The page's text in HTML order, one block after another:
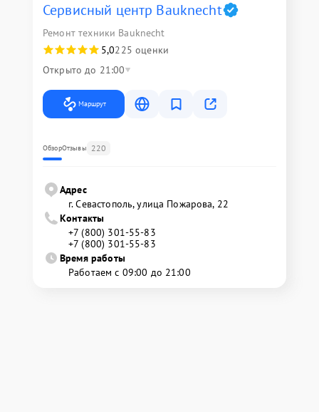
Сервисный центр Bauknecht
Ремонт техники Bauknecht
5,0225 оценки
Открыто до 21:00
Маршрут
ОбзорОтзывы 220
Адрес
г. Севастополь, улица Пожарова, 22
Контакты
+7 (800) 301-55-83
+7 (800) 301-55-83
Время работы
Работаем с 09:00 до 21:00